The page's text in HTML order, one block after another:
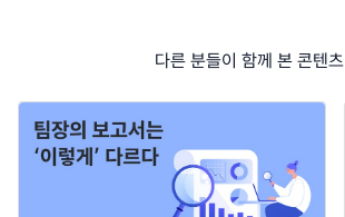
다른 분들이 함께 본 콘텐츠